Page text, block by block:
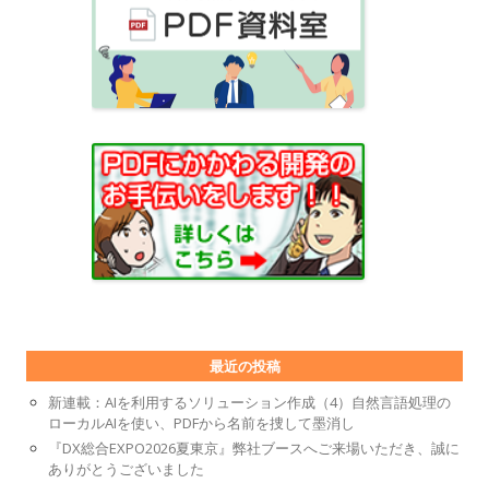
最近の投稿
新連載：AIを利用するソリューション作成（4）自然言語処理の
ローカルAIを使い、PDFから名前を捜して墨消し
『DX総合EXPO2026夏東京』弊社ブースへご来場いただき、誠に
ありがとうございました